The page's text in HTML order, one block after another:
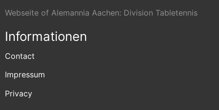
Webseite of Alemannia Aachen: Division Tabletennis
Informationen
Contact
Impressum
Privacy